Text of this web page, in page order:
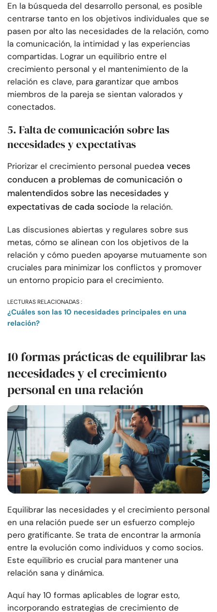
En la búsqueda del desarrollo personal, es posible
centrarse tanto en los objetivos individuales que se
pasen por alto las necesidades de la relación, como
la comunicación, la intimidad y las experiencias
compartidas. Lograr un equilibrio entre el
crecimiento personal y el mantenimiento de la
relación es clave, para garantizar que ambos
miembros de la pareja se sientan valorados y
conectados.
5. Falta de comunicación sobre las
necesidades y expectativas
Priorizar el crecimiento personal puedea veces
conducen a problemas de comunicación o
malentendidos sobre las necesidades y
expectativas de cada sociode la relación.
Las discusiones abiertas y regulares sobre sus
metas, cómo se alinean con los objetivos de la
relación y cómo pueden apoyarse mutuamente son
cruciales para minimizar los conflictos y promover
un entorno propicio para el crecimiento.
LECTURAS RELACIONADAS :
¿Cuáles son las 10 necesidades principales en una
relación?
10 formas prácticas de equilibrar las
necesidades y el crecimiento
personal en una relación
Equilibrar las necesidades y el crecimiento personal
en una relación puede ser un esfuerzo complejo
pero gratificante. Se trata de encontrar la armonía
entre la evolución como individuos y como socios.
Este equilibrio es crucial para mantener una
relación sana y dinámica.
Aquí hay 10 formas aplicables de lograr esto,
incorporando estrategias de crecimiento de